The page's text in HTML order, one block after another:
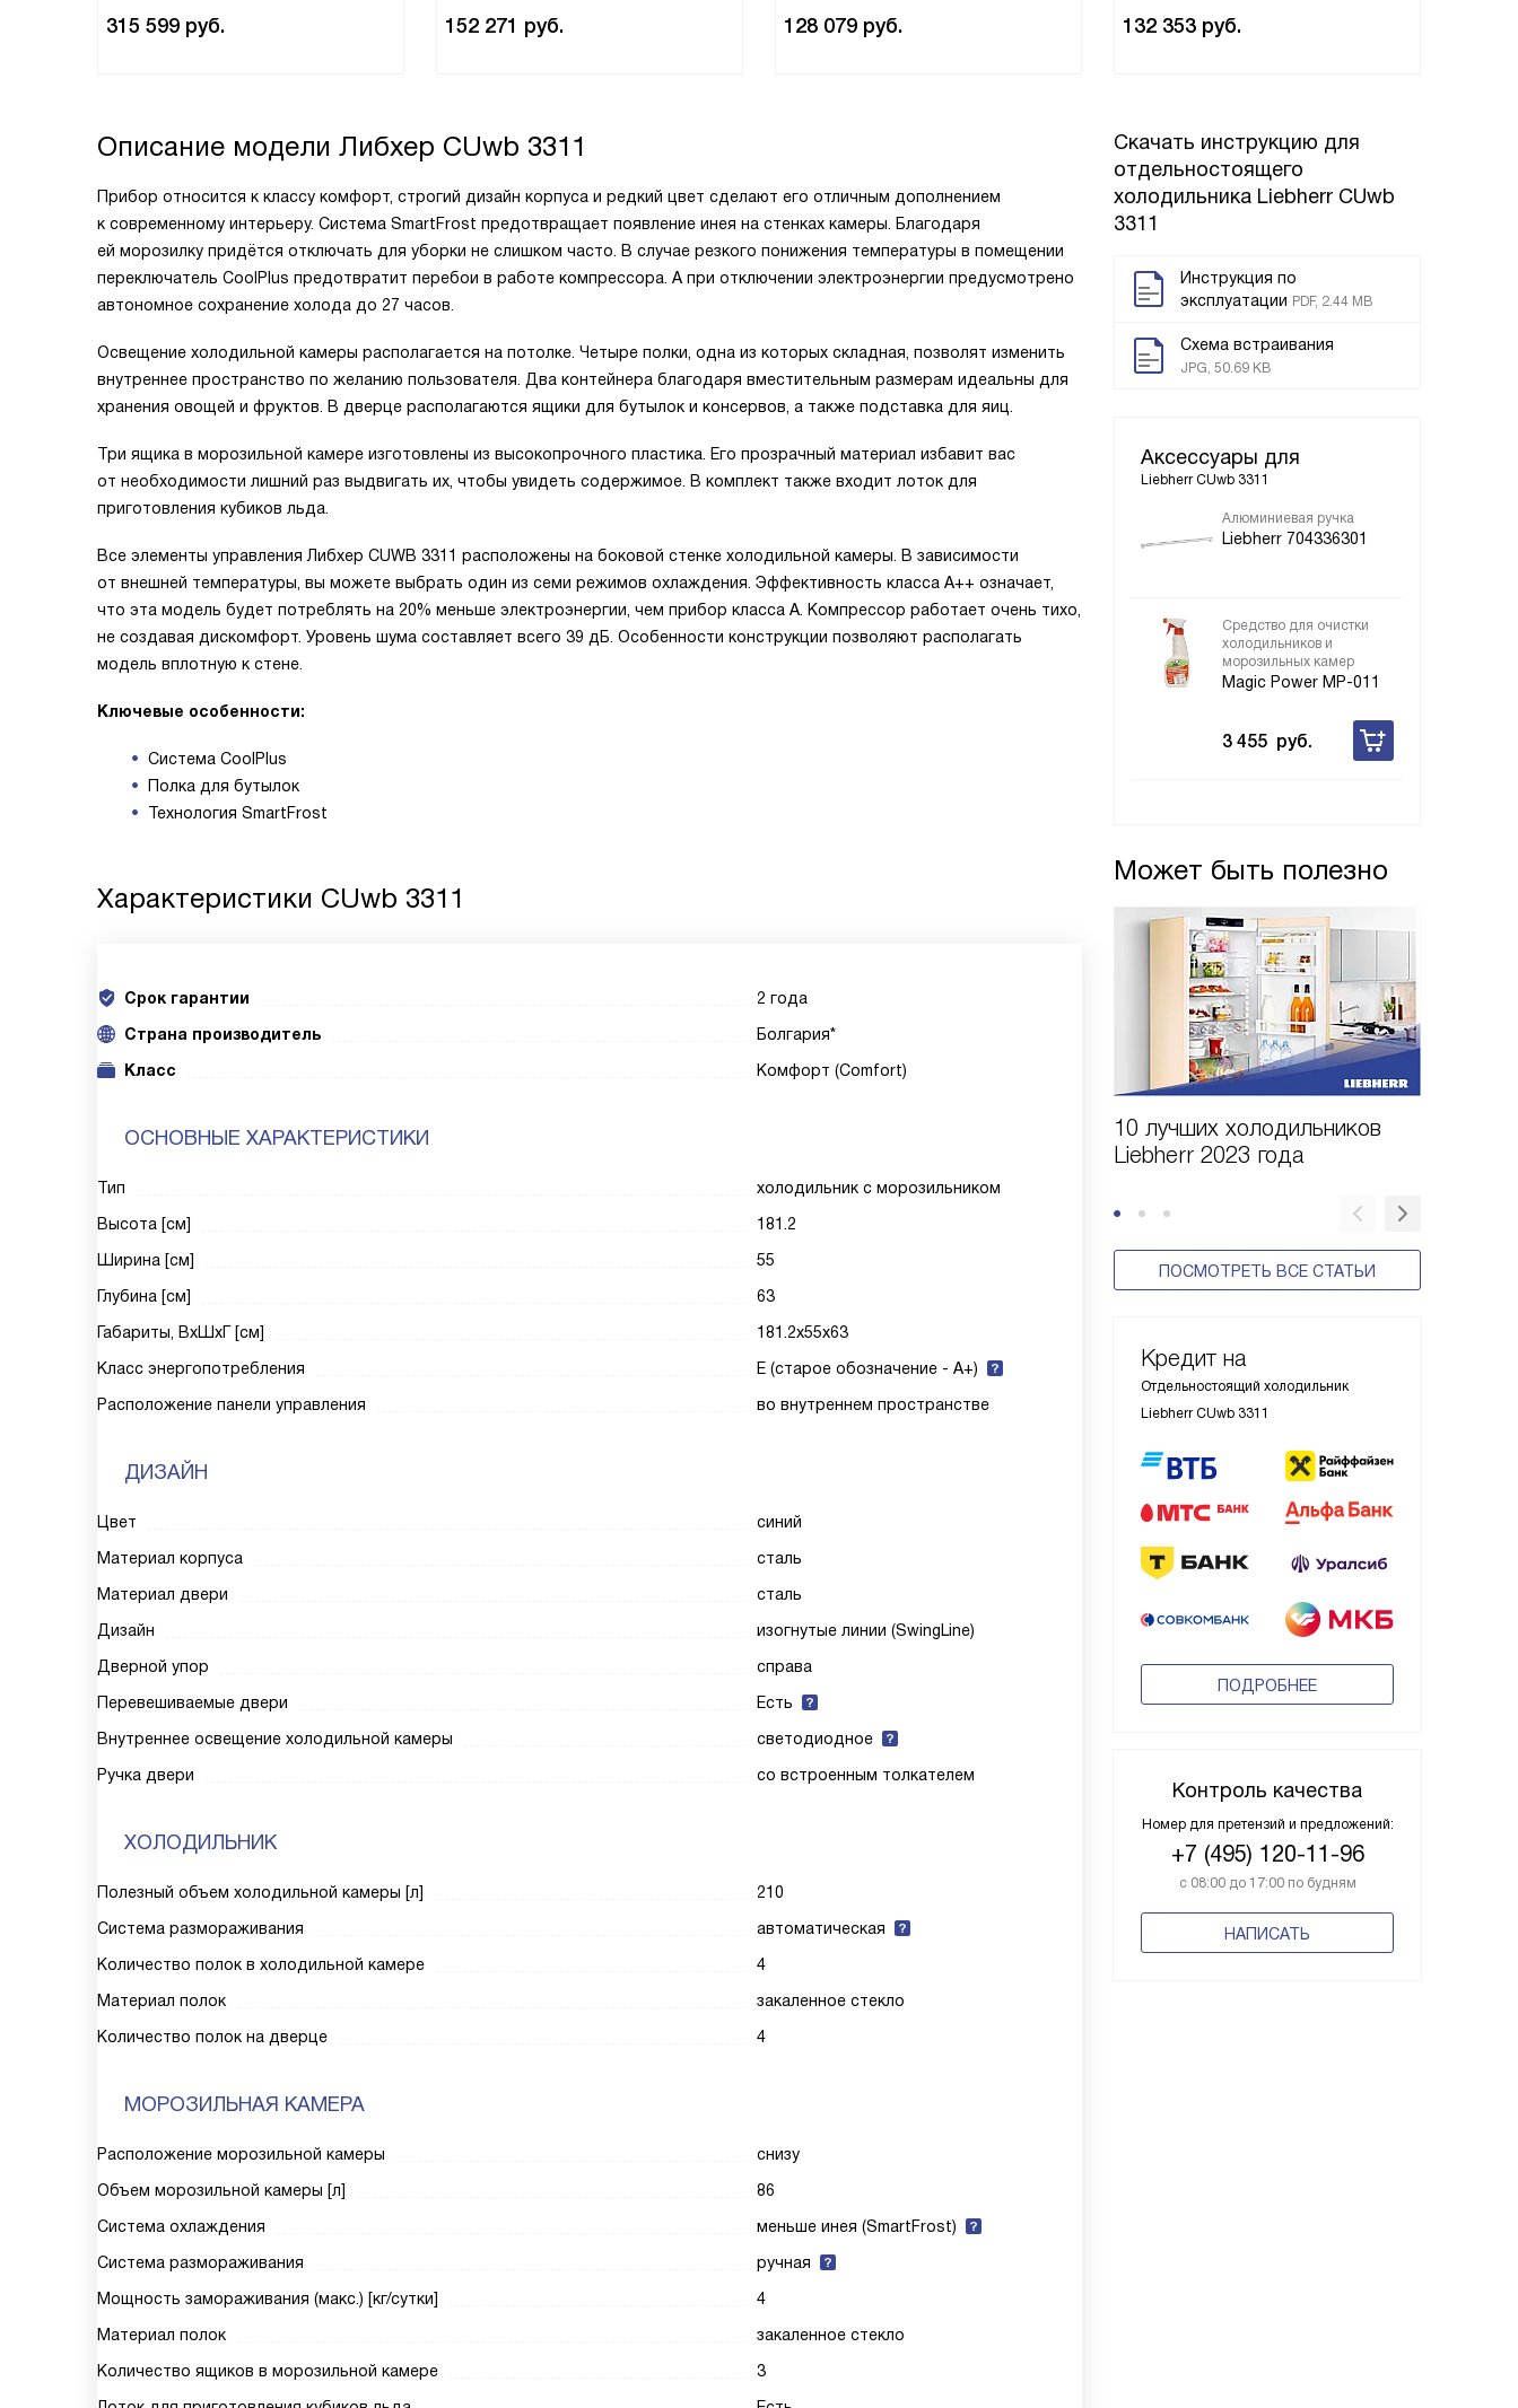
315 599 руб. 152 271 руб. 128 079 руб. 132 353 руб.
Скачать инструкцию для
отдельностоящего
холодильника Liebherr CUwb
3311
Инструкция по
эксплуатации PDF, 2.44 MB
Схема встраивания
JPG, 50.69 KB
Аксессуары для
Liebherr CUwb 3311
Алюминиевая ручка
Liebherr 704336301
Средство для очистки
холодильников и
морозильных камер
Magic Power MP-011
3 455 руб.
Может быть полезно
10 лучших холодильников
Liebherr 2023 года
ПОСМОТРЕТЬ ВСЕ СТАТЬИ
Кредит на
Отдельностоящий холодильник
Liebherr CUwb 3311
ПОДРОБНЕЕ
Контроль качества
Номер для претензий и предложений:
+7 (495) 120-11-96
с 08:00 до 17:00 по будням
НАПИСАТЬ
Описание модели Либхер CUwb 3311
Прибор относится к классу комфорт, строгий дизайн корпуса и редкий цвет сделают его отличным дополнением
к современному интерьеру. Система SmartFrost предотвращает появление инея на стенках камеры. Благодаря
ей морозилку придётся отключать для уборки не слишком часто. В случае резкого понижения температуры в помещении
переключатель CoolPlus предотвратит перебои в работе компрессора. А при отключении электроэнергии предусмотрено
автономное сохранение холода до 27 часов.
Освещение холодильной камеры располагается на потолке. Четыре полки, одна из которых складная, позволят изменить
внутреннее пространство по желанию пользователя. Два контейнера благодаря вместительным размерам идеальны для
хранения овощей и фруктов. В дверце располагаются ящики для бутылок и консервов, а также подставка для яиц.
Три ящика в морозильной камере изготовлены из высокопрочного пластика. Его прозрачный материал избавит вас
от необходимости лишний раз выдвигать их, чтобы увидеть содержимое. В комплект также входит лоток для
приготовления кубиков льда.
Все элементы управления Либхер CUWB 3311 расположены на боковой стенке холодильной камеры. В зависимости
от внешней температуры, вы можете выбрать один из семи режимов охлаждения. Эффективность класса А++ означает,
что эта модель будет потреблять на 20% меньше электроэнергии, чем прибор класса А. Компрессор работает очень тихо,
не создавая дискомфорт. Уровень шума составляет всего 39 дБ. Особенности конструкции позволяют располагать
модель вплотную к стене.
Ключевые особенности:
Система CoolPlus
Полка для бутылок
Технология SmartFrost
Характеристики CUwb 3311
Срок гарантии
2 года
Cтрана производитель
Болгария*
Класс
Комфорт (Comfort)
ОСНОВНЫЕ ХАРАКТЕРИСТИКИ
Тип
холодильник с морозильником
Высота [см]
181.2
Ширина [см]
55
Глубина [см]
63
Габариты, ВxШxГ [см]
181.2x55x63
Класс энергопотребления
E (старое обозначение - A+)
Расположение панели управления
во внутреннем пространстве
ДИЗАЙН
Цвет
синий
Материал корпуса
сталь
Материал двери
сталь
Дизайн
изогнутые линии (SwingLine)
Дверной упор
справа
Перевешиваемые двери
Есть
Внутреннее освещение холодильной камеры
светодиодное
Ручка двери
со встроенным толкателем
ХОЛОДИЛЬНИК
Полезный объем холодильной камеры [л]
210
Система размораживания
автоматическая
Количество полок в холодильной камере
4
Материал полок
закаленное стекло
Количество полок на дверце
4
МОРОЗИЛЬНАЯ КАМЕРА
Расположение морозильной камеры
снизу
Объем морозильной камеры [л]
86
Система охлаждения
меньше инея (SmartFrost)
Система размораживания
ручная
Мощность замораживания (макс.) [кг/сутки]
4
Материал полок
закаленное стекло
Количество ящиков в морозильной камере
3